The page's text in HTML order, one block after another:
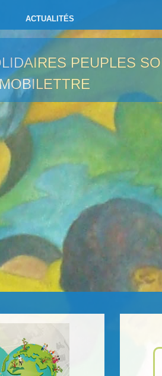
ACTUALITÉS
PEUPLES